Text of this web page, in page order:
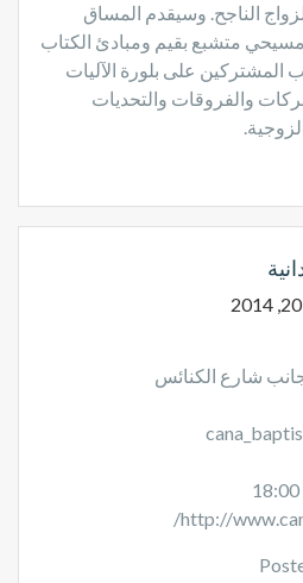
الناجح. وسيقدم المساق
متشبع بقيم ومبادئ الكتاب
على بلورة الآليات
والفروقات والتحديات
http://